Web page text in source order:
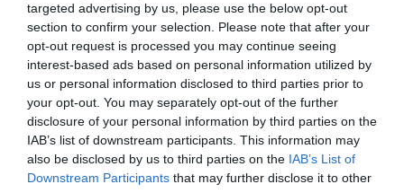
targeted advertising by us, please use the below opt-out
section to confirm your selection. Please note that after your
opt-out request is processed you may continue seeing
interest-based ads based on personal information utilized by
us or personal information disclosed to third parties prior to
your opt-out. You may separately opt-out of the further
disclosure of your personal information by third parties on the
IAB’s list of downstream participants. This information may
also be disclosed by us to third parties on the IAB’s List of
Downstream Participants that may further disclose it to other